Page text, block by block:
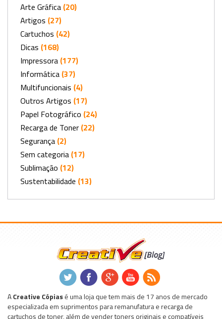
Arte Gráfica (20)
Artigos (27)
Cartuchos (42)
Dicas (168)
Impressora (177)
Informática (37)
Multifuncionais (4)
Outros Artigos (17)
Papel Fotográfico (24)
Recarga de Toner (22)
Segurança (2)
Sem categoria (17)
Sublimação (12)
Sustentabilidade (13)
. . . . .
ACreative Cópiasé uma loja que tem mais de 17 anos de mercado
especializada em suprimentos para remanufatura e recarga de
cartuchos de toner, além de vender toners originais e compatíveis